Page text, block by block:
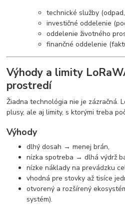
technické služby
investičné oddelenie
oddelenie životného
finančné oddelenie
Výhody a limity
prostredí
Žiadna technológia nie je zázračná.
plusy, ale aj limity, s ktorými treba
Výhody
dlhý dosah → menej brán,
nízka spotreba → dlhá výdrž
nízke náklady na prevádzku
vhodná pre stovky až tisíce
otvorený a rozšírený
systém).